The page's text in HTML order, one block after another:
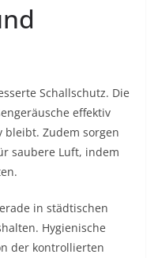
Schallschutz. Die
effektiv
Zudem sorgen
saubere Luft, indem
in städtischen
Hygienische
der kontrollierten